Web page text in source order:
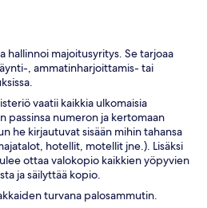
hallinnoi majoitusyritys. Se tarjoaa
, ammatinharjoittamis- tai
vaatii kaikkia ulkomaisia
passinsa numeron ja kertomaan
he kirjautuvat sisään mihin tahansa
hotellit, motellit jne.). Lisäksi
ottaa valokopio kaikkien yöpyvien
ja säilyttää kopio.
turvana palosammutin.